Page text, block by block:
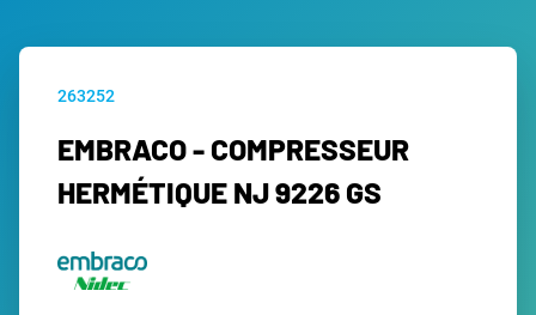
263252
EMBRACO - COMPRESSEUR
HERMÉTIQUE NJ 9226 GS